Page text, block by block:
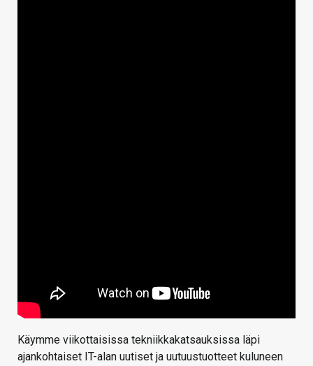
Käymme viikottaisissa tekniikkakatsauksissa läpi
ajankohtaiset IT-alan uutiset ja uutuustuotteet kuluneen